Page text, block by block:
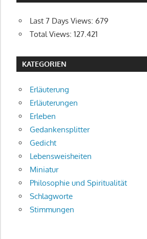
Last 7 Days Views: 679
Total Views: 127.421
KATEGORIEN
Erläuterung
Erläuterungen
Erleben
Gedankensplitter
Gedicht
Lebensweisheiten
Miniatur
Philosophie und Spiritualität
Schlagworte
Stimmungen